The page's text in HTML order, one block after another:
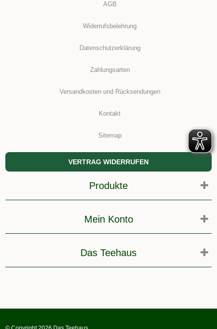
AGB
Widerrufsbelehrung
Datenschutzerklärung
Zahlungsarten
Versandkosten und Rücksendungen
Kontakt
Sitemap
VERTRAG WIDERRUFEN
Produkte
Mein Konto
Das Teehaus